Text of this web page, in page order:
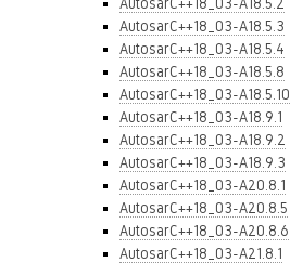
AutosarC++18_03-A18.5.3
AutosarC++18_03-A18.5.4
AutosarC++18_03-A18.5.8
AutosarC++18_03-A18.5.10
AutosarC++18_03-A18.9.1
AutosarC++18_03-A18.9.2
AutosarC++18_03-A18.9.3
AutosarC++18_03-A20.8.1
AutosarC++18_03-A20.8.5
AutosarC++18_03-A20.8.6
AutosarC++18_03-A21.8.1